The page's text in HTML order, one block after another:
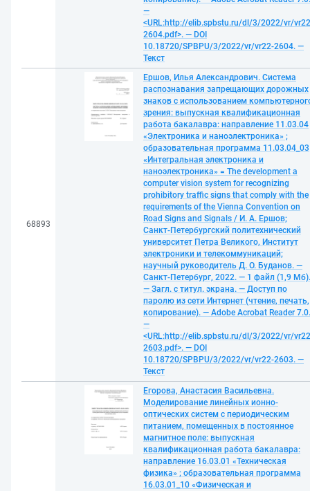
—
<URL:http://elib.spbstu.ru/dl/3/2022/vr/
2604.pdf>. — DOI
10.18720/SPBPU/3/2022/vr/vr22-2604. —
Текст
68893
Ершов, Илья Александрович. Система
распознавания запрещающих дорожных
знаков с использованием
зрения: выпускная квалификационная
работа бакалавра: направление 11.03.04
«Электроника и наноэлектроника» ;
образовательная программа 11.03.04_03
«Интегральная электроника и
наноэлектроника» = The development a
computer vision system for recognizing
prohibitory traffic signs that comply with the
requirements of the Vienna Convention on
Road Signs and Signals / И. А. Ершов;
Санкт-Петербургский политехнический
университет Петра Великого, Институт
электроники и телекоммуникаций;
научный руководитель Д. О. Буданов. —
Санкт-Петербург, 2022. — 1 файл (1,9 Мб).
— Загл. с титул. экрана. — Доступ по
паролю из сети Интернет (чтение, печать,
копирование). — Adobe Acrobat Reader 7.0.
—
<URL:http://elib.spbstu.ru/dl/3/2022/vr/
2603.pdf>. — DOI
10.18720/SPBPU/3/2022/vr/vr22-2603. —
Текст
Егорова, Анастасия Васильевна.
Моделирование линейных ионно-
оптических систем с периодическим
питанием, помещенных в постоянное
магнитное поле: выпускная
квалификационная работа бакалавра:
направление 16.03.01 «Техническая
физика» ; образовательная программа
16.03.01_10 «Физическая и